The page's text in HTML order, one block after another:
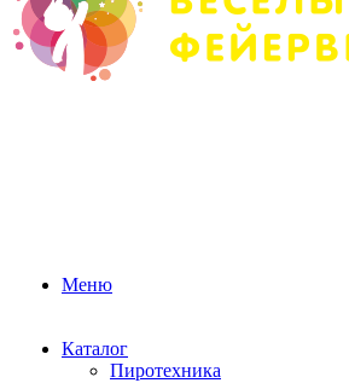
Меню
Каталог
Пиротехника